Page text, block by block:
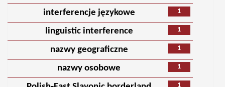
1
interferencje językowe
1
linguistic interference
1
nazwy geograficzne
1
nazwy osobowe
1